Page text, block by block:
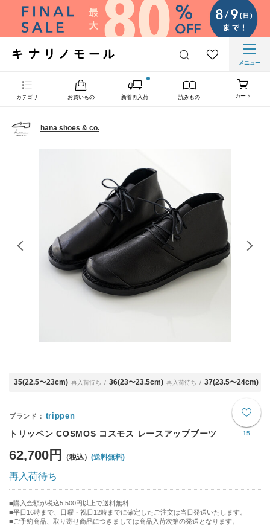
メニュー
カテゴリ お買いもの 新着再入荷 読みもの カート
hana shoes & co.
35(22.5〜23cm) 再入荷待ち 36(23〜23.5cm) 再入荷待ち 37(23.5〜24cm)
15
trippen
トリッペン COSMOS コスモス レースアップブーツ
62,700円 (送料無料)
再入荷待ち
購入金額が税込5,500円以上で送料無料
平日16時まで、日曜・祝日12時までに確定したご注文は当日発送いたします。
■ご予約商品、取り寄せ商品につきましては商品入荷次第の発送となります。